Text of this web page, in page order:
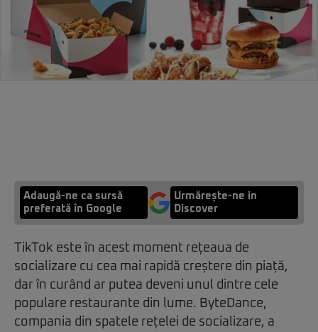
Adaugă-ne ca sursă
preferată în Google
Urmărește-ne in
Discover
TikTok este în acest moment rețeaua de
socializare cu cea mai rapidă creștere din piață,
dar în curând ar putea deveni unul dintre cele
populare restaurante din lume. ByteDance,
compania din spatele rețelei de socializare, a